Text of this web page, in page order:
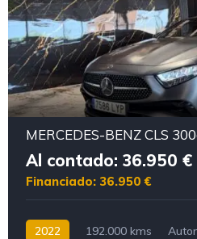
Al contado: 36.950 €
Financiado: 36.950 €
2022 192.000 kms